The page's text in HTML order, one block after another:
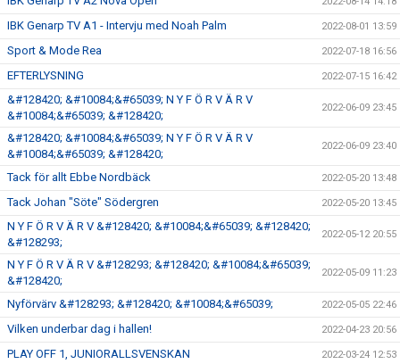
IBK Genarp TV A1 - Intervju med Noah Palm 2022-08-01 13:59
Sport & Mode Rea 2022-07-18 16:56
EFTERLYSNING 2022-07-15 16:42
&#128420; &#10084;&#65039; N Y F Ö R V Ä R V
&#10084;&#65039; &#128420;
2022-06-09 23:45
&#128420; &#10084;&#65039; N Y F Ö R V Ä R V
&#10084;&#65039; &#128420;
2022-06-09 23:40
Tack för allt Ebbe Nordbäck 2022-05-20 13:48
Tack Johan "Söte" Södergren 2022-05-20 13:45
N Y F Ö R V Ä R V &#128420; &#10084;&#65039; &#128420;
&#128293;
2022-05-12 20:55
N Y F Ö R V Ä R V &#128293; &#128420; &#10084;&#65039;
&#128420;
2022-05-09 11:23
Nyförvärv &#128293; &#128420; &#10084;&#65039; 2022-05-05 22:46
Vilken underbar dag i hallen! 2022-04-23 20:56
PLAY OFF 1, JUNIORALLSVENSKAN 2022-03-24 12:53